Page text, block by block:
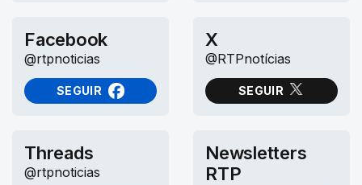
Facebook
@rtpnoticias
SEGUIR
NO FACEBOOK
X
@RTPnotícias
SEGUIR
NO X (TWITTER)
Threads
@rtpnoticias
Newsletters
RTP